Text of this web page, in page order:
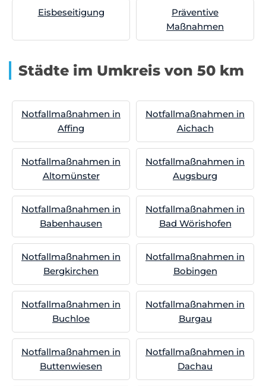
Eisbeseitigung
Präventive
Maßnahmen
Städte im Umkreis von 50 km
Notfallmaßnahmen in
Affing
Notfallmaßnahmen in
Aichach
Notfallmaßnahmen in
Altomünster
Notfallmaßnahmen in
Augsburg
Notfallmaßnahmen in
Babenhausen
Notfallmaßnahmen in
Bad Wörishofen
Notfallmaßnahmen in
Bergkirchen
Notfallmaßnahmen in
Bobingen
Notfallmaßnahmen in
Buchloe
Notfallmaßnahmen in
Burgau
Notfallmaßnahmen in
Buttenwiesen
Notfallmaßnahmen in
Dachau